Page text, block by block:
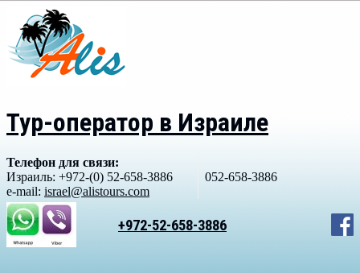
Тур-оператор в Израиле
Телефон для связи:
Израиль: +972-(0) 52-658-3886
052-658-3886
e-mail: israel@alistours.com
+972-52-658-3886